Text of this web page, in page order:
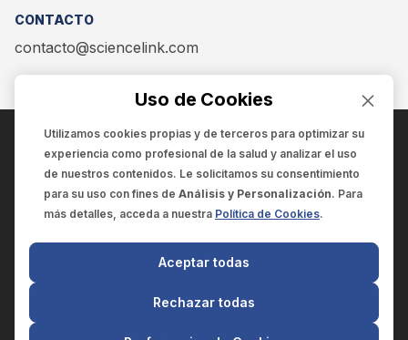
CONTACTO
contacto@sciencelink.com
ENCUÉNTRANOS EN:
SCIENCELINK
SCILINK COMUNICACIÓN CIENTÍFICA SC
El contenido y la información de este sitio web es exclusivo
Uso de Cookies
Utilizamos cookies propias y de terceros para optimizar su
experiencia como profesional de la salud y analizar el uso
de nuestros contenidos. Le solicitamos su consentimiento
para su uso con fines de Análisis y Personalización. Para
más detalles, acceda a nuestra Política de Cookies.
Rechazar todas
Aceptar todas